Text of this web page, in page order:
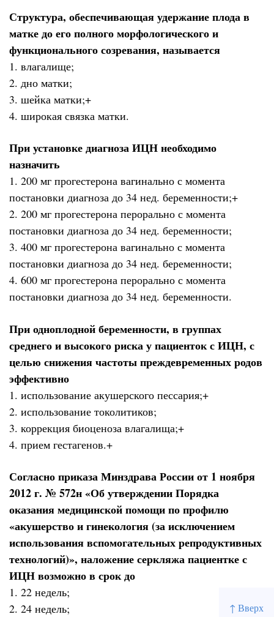
↑ Вверх
Структура, обеспечивающая удержание плода в
матке до его полного морфологического и
функционального созревания, называется
1. влагалище;
2. дно матки;
3. шейка матки;+
4. широкая связка матки.
При установке диагноза ИЦН необходимо
назначить
1. 200 мг прогестерона вагинально с момента
постановки диагноза до 34 нед. беременности;+
2. 200 мг прогестерона перорально с момента
постановки диагноза до 34 нед. беременности;
3. 400 мг прогестерона вагинально с момента
постановки диагноза до 34 нед. беременности;
4. 600 мг прогестерона перорально с момента
постановки диагноза до 34 нед. беременности.
При одноплодной беременности, в группах
среднего и высокого риска у пациенток с ИЦН, с
целью снижения частоты преждевременных родов
эффективно
1. использование акушерского пессария;+
2. использование токолитиков;
3. коррекция биоценоза влагалища;+
4. прием гестагенов.+
Согласно приказа Минздрава России от 1 ноября
2012 г. № 572н «Об утверждении Порядка
оказания медицинской помощи по профилю
«акушерство и гинекология (за исключением
использования вспомогательных репродуктивных
технологий)», наложение серкляжа пациентке с
ИЦН возможно в срок до
1. 22 недель;
2. 24 недель;